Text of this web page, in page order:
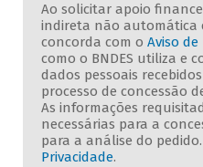
Ao solicitar apoio
indireta não automática
concorda com o Aviso de
como o BNDES utiliza e
dados pessoais
processo de concessão
As informações
necessárias para a
para a análise do
Privacidade.